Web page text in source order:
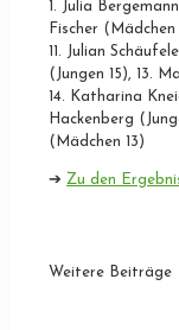
1. Julia
Fischer (Mädchen
11. Julian
(Jungen 15), 13.
14. Katharina
Hackenberg
(Mädchen 13)
➔ Zu den
Weitere Beiträge